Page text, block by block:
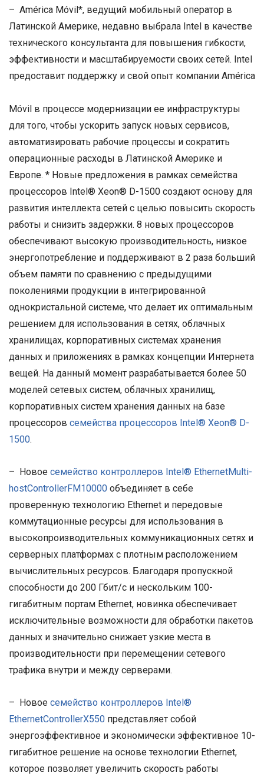
– América Móvil*, ведущий мобильный оператор в
Латинской Америке, недавно выбрала Intel в качестве
технического консультанта для повышения гибкости,
эффективности и масштабируемости своих сетей. Intel
предоставит поддержку и свой опыт компании América
Móvil в процессе модернизации ее инфраструктуры
для того, чтобы ускорить запуск новых сервисов,
автоматизировать рабочие процессы и сократить
операционные расходы в Латинской Америке и
Европе. * Новые предложения в рамках семейства
процессоров Intel® Xeon® D-1500 создают основу для
развития интеллекта сетей с целью повысить скорость
работы и снизить задержки. 8 новых процессоров
обеспечивают высокую производительность, низкое
энергопотребление и поддерживают в 2 раза больший
объем памяти по сравнению с предыдущими
поколениями продукции в интегрированной
однокристальной системе, что делает их оптимальным
решением для использования в сетях, облачных
хранилищах, корпоративных системах хранения
данных и приложениях в рамках концепции Интернета
вещей. На данный момент разрабатывается более 50
моделей сетевых систем, облачных хранилищ,
корпоративных систем хранения данных на базе
процессоров семейства процессоров Intel® Xeon® D-
1500.
– Новое семейство контроллеров Intel® EthernetMulti-
hostControllerFM10000 объединяет в себе
проверенную технологию Ethernet и передовые
коммутационные ресурсы для использования в
высокопроизводительных коммуникационных сетях и
серверных платформах с плотным расположением
вычислительных ресурсов. Благодаря пропускной
способности до 200 Гбит/с и нескольким 100-
гигабитным портам Ethernet, новинка обеспечивает
исключительные возможности для обработки пакетов
данных и значительно снижает узкие места в
производительности при перемещении сетевого
трафика внутри и между серверами.
– Новое семейство контроллеров Intel®
EthernetControllerX550 представляет собой
энергоэффективное и экономически эффективное 10-
гигабитное решение на основе технологии Ethernet,
которое позволяет увеличить скорость работы